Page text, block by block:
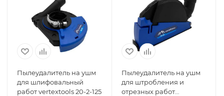
Пылеудалитель на ушм
для шлифовальный
работ vertextools 20-2-125
Пылеудалитель на ушм
для штробления и
отрезных работ